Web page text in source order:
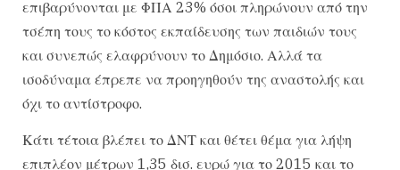
επιβαρύνονται με ΦΠΑ 23% όσοι πληρώνουν από την
τσέπη τους το κόστος εκπαίδευσης των παιδιών τους
και συνεπώς ελαφρύνουν το Δημόσιο. Αλλά τα
ισοδύναμα έπρεπε να προηγηθούν της αναστολής και
όχι το αντίστροφο.
Κάτι τέτοια βλέπει το ΔΝΤ και θέτει θέμα για λήψη
επιπλέον μέτρων 1,35 δισ. ευρώ για το 2015 και το